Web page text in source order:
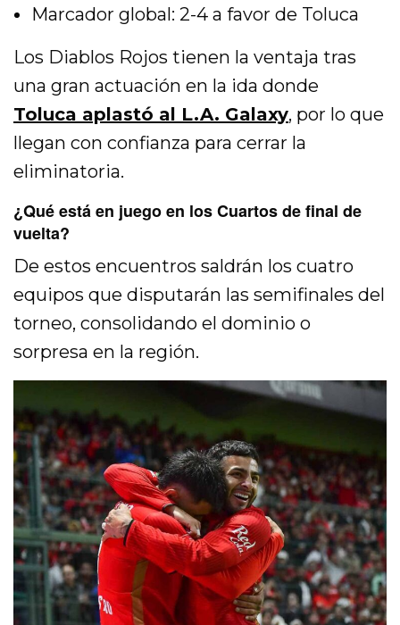
Marcador global: 2-4 a favor de Toluca
Los Diablos Rojos tienen la ventaja tras
una gran actuación en la ida donde
Toluca aplastó al L.A. Galaxy, por lo que
llegan con confianza para cerrar la
eliminatoria.
¿Qué está en juego en los Cuartos de final de
vuelta?
De estos encuentros saldrán los cuatro
equipos que disputarán las semifinales del
torneo, consolidando el dominio o
sorpresa en la región.